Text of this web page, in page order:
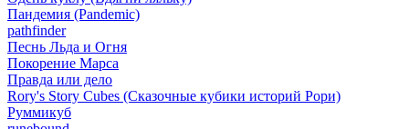
Пандемия (Pandemic)
pathfinder
Песнь Льда и Огня
Покорение Марса
Правда или дело
Rory's Story Cubes (Сказочные кубики историй Рори)
Руммикуб